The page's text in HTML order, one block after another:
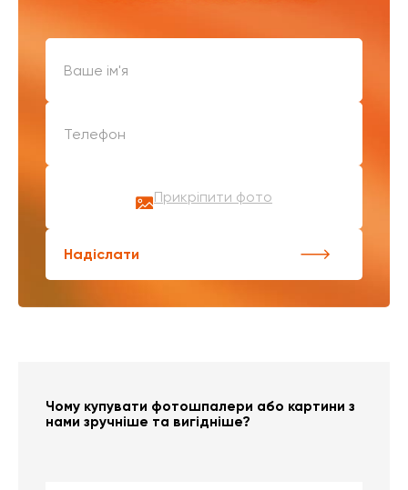
Прикріпити фото
Надіслати
Чому купувати фотошпалери або картини з
нами зручніше та вигідніше?